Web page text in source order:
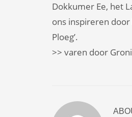
Dokkumer Ee, het
ons inspireren
Ploeg’.
>> varen door